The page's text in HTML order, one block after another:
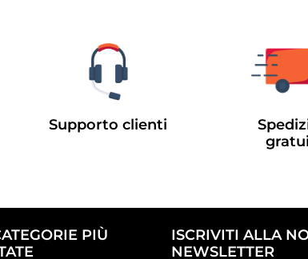
Supporto clienti
PIÙ
ISCRIVITI ALLA
NEWSLETTER